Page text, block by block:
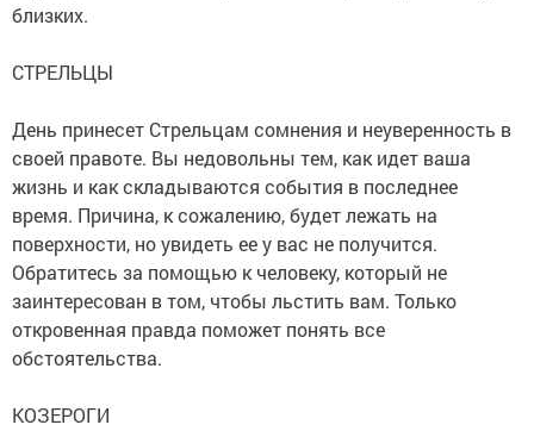
близких.
СТРЕЛЬЦЫ
День принесет Стрельцам сомнения и неуверенность в
своей правоте. Вы недовольны тем, как идет ваша
жизнь и как складываются события в последнее
время. Причина, к сожалению, будет лежать на
поверхности, но увидеть ее у вас не получится.
Обратитесь за помощью к человеку, который не
заинтересован в том, чтобы льстить вам. Только
откровенная правда поможет понять все
обстоятельства.
КОЗЕРОГИ